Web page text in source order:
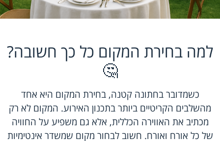
למה בחירת המקום כל כך חשובה?
🤔
כשמדובר בחתונה קטנה, בחירת המקום היא אחד
מהשלבים הקריטיים ביותר בתכנון האירוע. המקום לא רק
מכתיב את האווירה הכללית, אלא גם משפיע על החוויה
של כל אורח ואורח. חשוב לבחור מקום שמשדר אינטימיות